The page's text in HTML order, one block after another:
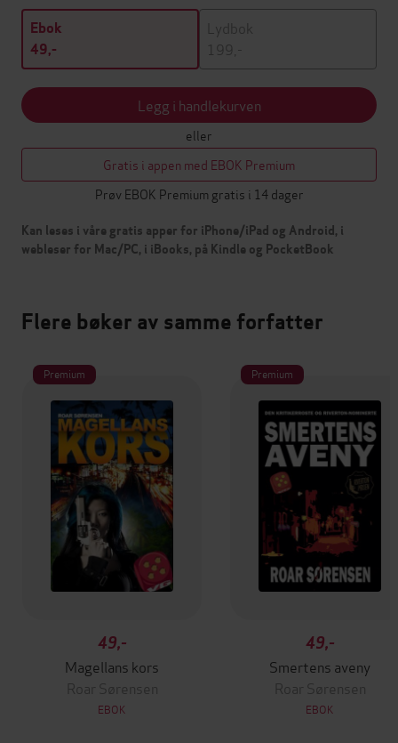
Ebok
49,-
Lydbok
199,-
Legg i handlekurven
eller
Gratis i appen med EBOK Premium
Prøv EBOK Premium gratis i 14 dager
Kan leses i våre gratis apper for iPhone/iPad og Android, i
webleser for Mac/PC, i iBooks, på Kindle og PocketBook
Flere bøker av samme forfatter
Premium
49,-
Magellans kors
Roar Sørensen
EBOK
Premium
49,-
Smertens aveny
Roar Sørensen
EBOK